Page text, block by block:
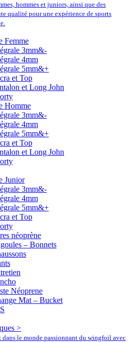
hommes et juniors, ainsi que des
qualité pour une expérience de sports
Femme
3mm&-
4mm
5mm&+
et Top
et Long John
Homme
3mm&-
4mm
5mm&+
et Top
et Long John
Junior
3mm&-
4mm
5mm&+
et Top
néoprène
– Bonnets
Néoprene
Mat – Bucket
>
dans le monde passionnant du wingfoil avec